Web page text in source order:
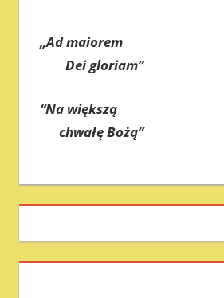
„Ad maiorem
Dei gloriam”
“Na większą
chwałę Bożą”